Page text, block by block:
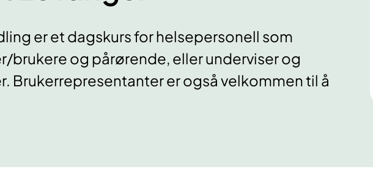
er et dagskurs for helsepersonell som
brukere og pårørende, eller underviser og
Brukerrepresentanter er også velkommen til å